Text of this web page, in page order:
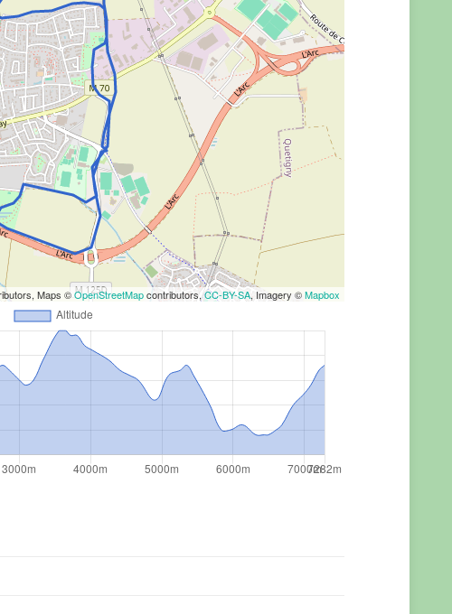
Maps ©OpenStreetMapcontributors,CC-BY-SA, Imagery ©Mapbox